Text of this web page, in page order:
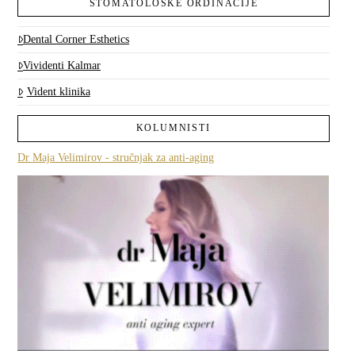
STOMATOLOŠKE ORDINACIJE
Dental Corner Esthetics
Vividenti Kalmar
Vident klinika
KOLUMNISTI
Dr Maja Velimirov - stručnjak za anti-aging